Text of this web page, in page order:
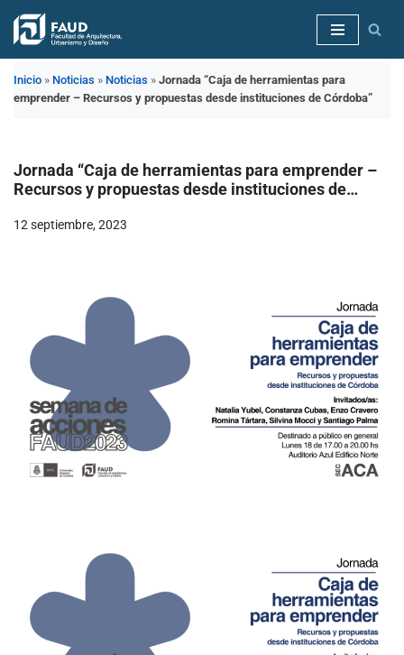
Saltar
contenido
Inicio » Noticias » Noticias » Jornada “Caja de herramientas para
emprender – Recursos y propuestas desde instituciones de Córdoba”
Jornada “Caja de herramientas para emprender –
Recursos y propuestas desde instituciones de
12 septiembre, 2023